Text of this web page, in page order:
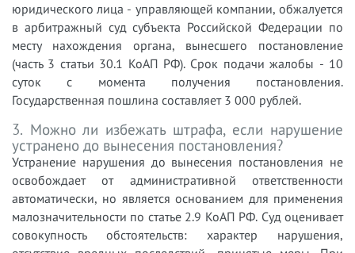
юридического лица - управляющей компании, обжалуется
в арбитражный суд субъекта Российской Федерации по
месту нахождения органа, вынесшего постановление
(часть 3 статьи 30.1 КоАП РФ). Срок подачи жалобы - 10
суток с момента получения постановления.
Государственная пошлина составляет 3 000 рублей.
3. Можно ли избежать штрафа, если нарушение
устранено до вынесения постановления?
Устранение нарушения до вынесения постановления не
освобождает от административной ответственности
автоматически, но является основанием для применения
малозначительности по статье 2.9 КоАП РФ. Суд оценивает
совокупность обстоятельств: характер нарушения,